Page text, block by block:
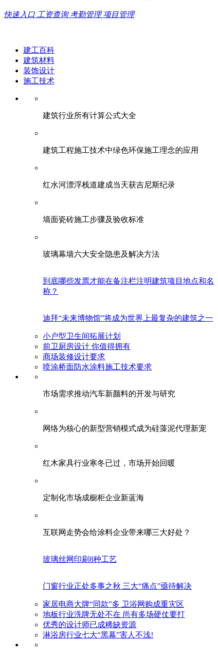
快速入口 工资查询 考勤管理 项目管理
建工百科
建筑材料
装饰设计
施工技术
建筑行业所有计算公式大全
建筑工程施工技术中绿色环保施工理念的应用
红水河漂浮栈道建成当天获吉尼斯纪录
墙面瓷砖施工步骤及验收标准
玻璃幕墙六大安全隐患及解决方法
到底哪些发票才能在备注栏注明建筑项目地点和名
称？
迪拜“未来博物馆”将成为世界上最复杂的建筑之一
小户型卫生间拓展计划
前卫厨房设计 你值得拥有
商场装修设计要求
喷涂桥面防水涂料施工技术要求
市场需求推动汽车新颜料的开发与研究
网络为核心的新型营销模式成为硅藻泥代理新宠
红木家具行业寒冬已过，市场开始回暖
定制化市场成橱柜企业新蓝海
互联网走势会给涂料企业带来哪三大好处？
玻璃丝网印刷8种工艺
门窗行业正处多事之秋 三大“痛点”亟待解决
家居电商大牌“同款”多 卫浴网购成重灾区
地板行业洗牌无处不在 尚有多场硬仗要打
优秀的设计师已成稀缺资源
淋浴房行业七大“黑幕”害人不浅!